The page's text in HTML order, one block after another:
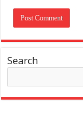
Search